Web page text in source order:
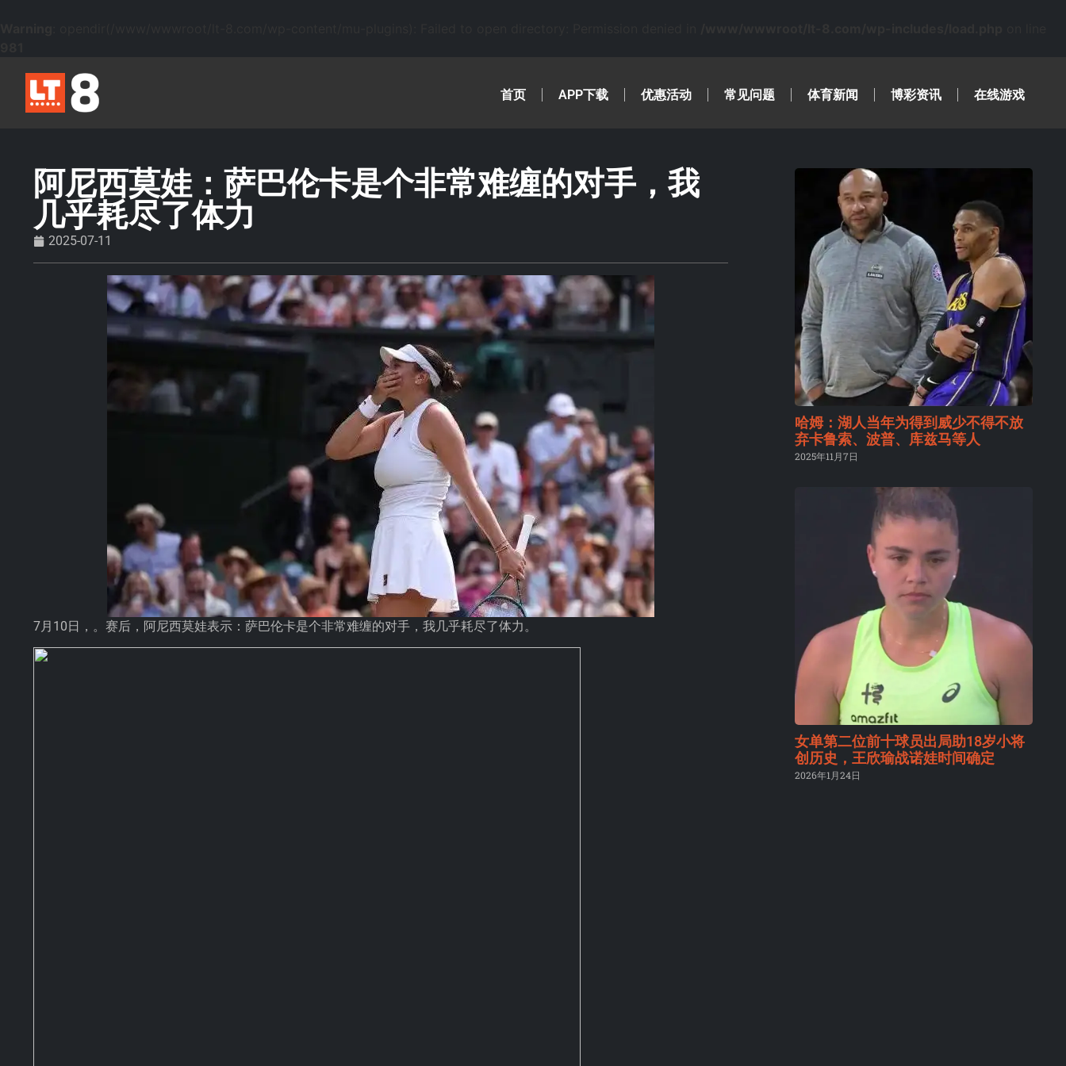
首页 APP下载 优惠活动 常见问题 体育新闻 博彩资讯 在线游戏
阿尼西莫娃：萨巴伦卡是个非常难缠的对手，我
几乎耗尽了体力
2025-07-11
7月10日，。赛后，阿尼西莫娃表示：萨巴伦卡是个非常难缠的对手，我几乎耗尽了体力。
哈姆：湖人当年为得到威少不得不放
弃卡鲁索、波普、库兹马等人
2025年11月7日
女单第二位前十球员出局助18岁小将
创历史，王欣瑜战诺娃时间确定
2026年1月24日